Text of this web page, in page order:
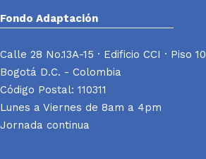
Fondo Adaptación
Calle 28 No.13A-15 · Edificio CCI · Piso 10
Bogotá D.C. - Colombia
Código Postal: 110311
Lunes a Viernes de 8am a 4pm
Jornada continua